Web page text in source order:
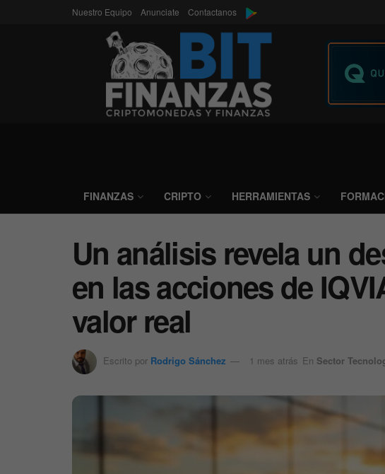
Nuestro Equipo Anunciate Contactanos
FINANZAS CRIPTO HERRAMIENTAS
Un análisis revela un
en las acciones de
valor real
Escrito por Rodrigo Sánchez 1 mes atrás En Sector